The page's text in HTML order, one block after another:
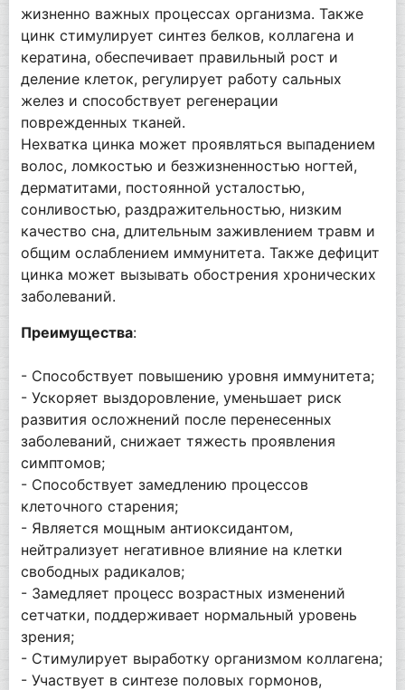
жизненно важных процессах организма. Также
цинк стимулирует синтез белков, коллагена и
кератина, обеспечивает правильный рост и
деление клеток, регулирует работу сальных
желез и способствует регенерации
поврежденных тканей.
Нехватка цинка может проявляться выпадением
волос, ломкостью и безжизненностью ногтей,
дерматитами, постоянной усталостью,
сонливостью, раздражительностью, низким
качество сна, длительным заживлением травм и
общим ослаблением иммунитета. Также дефицит
цинка может вызывать обострения хронических
заболеваний.
Преимущества:
- Способствует повышению уровня иммунитета;
- Ускоряет выздоровление, уменьшает риск
развития осложнений после перенесенных
заболеваний, снижает тяжесть проявления
симптомов;
- Способствует замедлению процессов
клеточного старения;
- Является мощным антиоксидантом,
нейтрализует негативное влияние на клетки
свободных радикалов;
- Замедляет процесс возрастных изменений
сетчатки, поддерживает нормальный уровень
зрения;
- Стимулирует выработку организмом коллагена;
- Участвует в синтезе половых гормонов,